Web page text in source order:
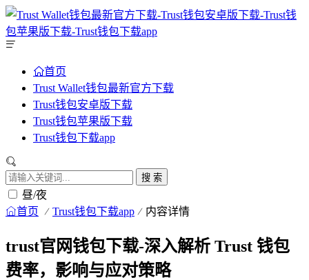
首页
Trust Wallet钱包最新官方下载
Trust钱包安卓版下载
Trust钱包苹果版下载
Trust钱包下载app
搜 索
昼/夜
首页 Trust钱包下载app 内容详情
trust官网钱包下载-深入解析 Trust 钱包
费率，影响与应对策略